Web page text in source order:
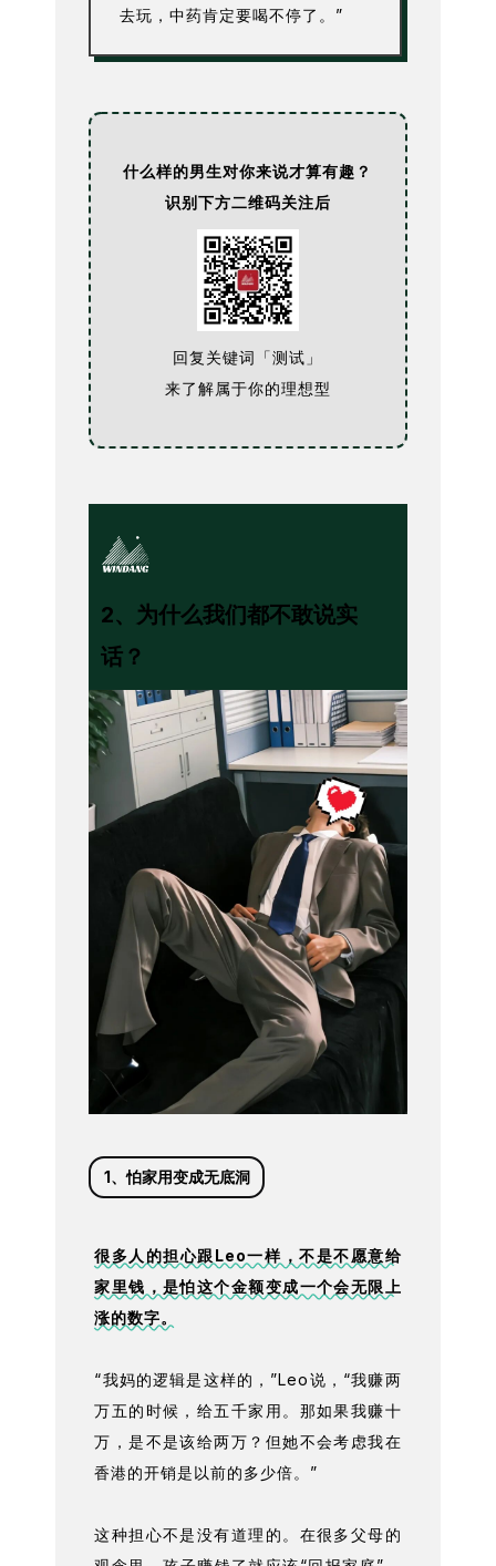
去玩，中药肯定要喝不停了。”
什么样的男生对你来说才算有趣？
识别下方二维码关注后
回复关键词「测试」
来了解属于你的理想型
2、 为什么我们都不敢说实
话？
1、怕家用变成无底洞
很多人的担心跟Leo一样，不是不愿意给
家里钱，是怕这个金额变成一个会无限上
涨的数字。
“我妈的逻辑是这样的，”Leo说，“我赚两
万五的时候，给五千家用。那如果我赚十
万，是不是该给两万？但她不会考虑我在
香港的开销是以前的多少倍。”
这种担心不是没有道理的。在很多父母的